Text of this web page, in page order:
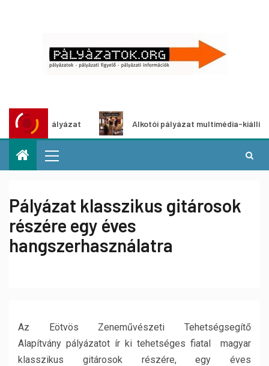
Alkotói pályázat multimédia-kiállításhoz
Pályázat klasszikus gitárosok
részére egy éves
hangszerhasználatra
Az Eötvös Zeneművészeti Tehetségsegítő
Alapítvány pályázatot ír ki tehetséges fiatal magyar
klasszikus gitárosok részére, egy éves